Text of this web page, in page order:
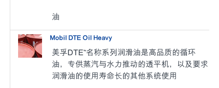
油
Mobil DTE Oil Heavy
美孚DTE™名称系列润滑油是高品质的循环
油，专供蒸汽与水力推动的透平机，以及要求
润滑油的使用寿命长的其他系统使用